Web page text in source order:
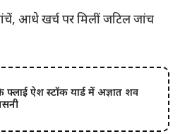
आधे खर्च पर मिलीं जटिल जांच
फ्लाई ऐश स्टॉक यार्ड में अज्ञात शव